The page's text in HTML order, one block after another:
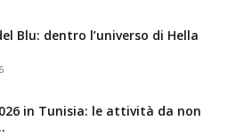
Blu: dentro l’universo di Hella
in Tunisia: le attività da non